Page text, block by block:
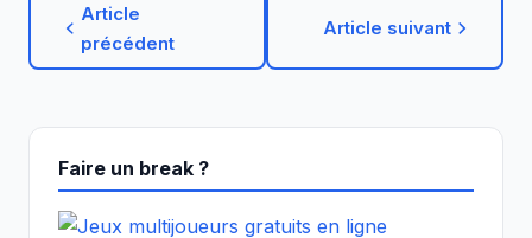
Article
précédent
Article suivant
Faire un break ?